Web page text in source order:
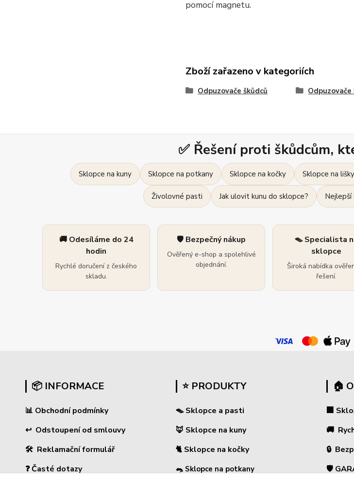
pomocí magnetu.
Zboží zařazeno v kategoriích
Odpuzovače škůdců Odpuzovače
✅ Řešení proti škůdcům,
Sklopce na kuny Sklopce na potkany Sklopce na kočky Sklopce na lišky
Živolovné pasti Jak ulovit kunu do sklopce? Nejlepší
🚚 Odesíláme do 24
hodin
Rychlé doručení z českého
skladu.
🛡️ Bezpečný nákup
Ověřený e-shop a spolehlivé
objednání.
🪤 Specialista
sklopce
Široká nabídka
řešení.
📦 INFORMACE
📊 Obchodní podmínky
↩ Odstoupení od smlouvy
🛠 Reklamační formulář
❓ Časté dotazy
⭐ PRODUKTY
🪤 Sklopce a pasti
🦊 Sklopce na kuny
🐈 Sklopce na kočky
🐀 Sklopce na potkany
🏠
🏢
🚚
🔒
🛡️